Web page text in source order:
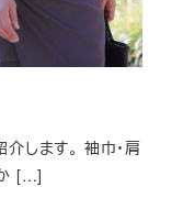
します。 袖巾・肩
[…]